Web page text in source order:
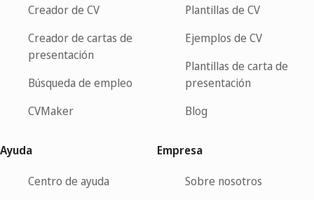
Creador de CV
Creador de cartas de
presentación
Búsqueda de empleo
CVMaker
Plantillas de CV
Ejemplos de CV
Plantillas de carta de
presentación
Blog
Ayuda
Centro de ayuda
Empresa
Sobre nosotros